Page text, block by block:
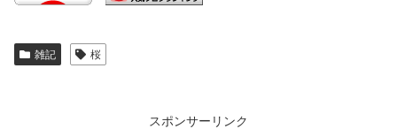
雑記 桜
スポンサーリンク